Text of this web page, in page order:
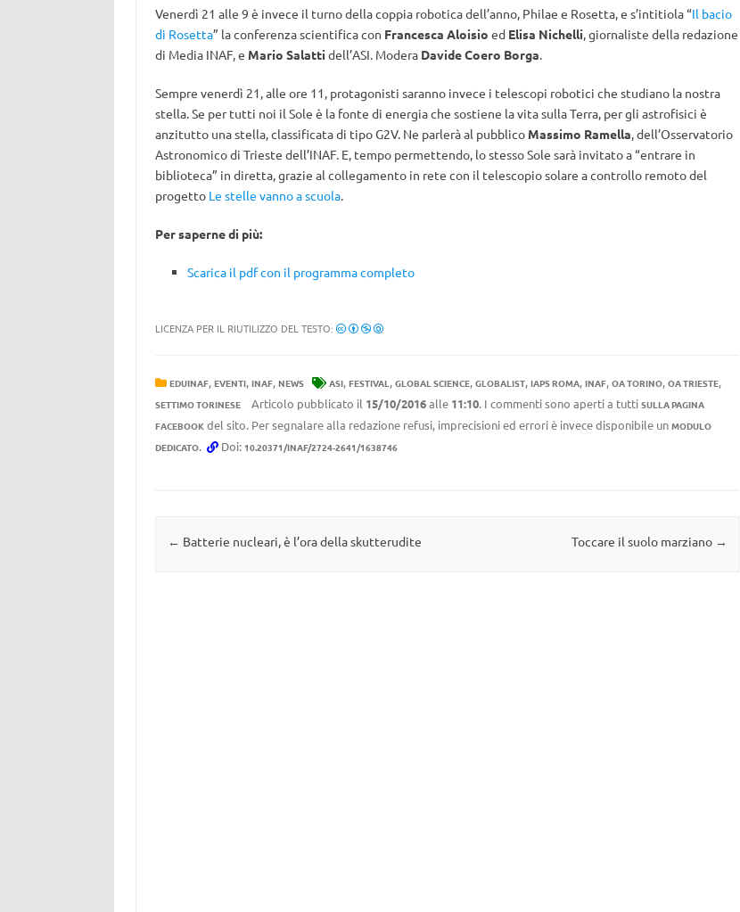
Venerdì 21 alle 9 è invece il turno della coppia robotica dell’anno, Philae e Rosetta, e s’intitiola “Il bacio
di Rosetta” la conferenza scientifica con Francesca Aloisio ed Elisa Nichelli, giornaliste della redazione
di Media INAF, e Mario Salatti dell’ASI. Modera Davide Coero Borga.
Sempre venerdì 21, alle ore 11, protagonisti saranno invece i telescopi robotici che studiano la nostra
stella. Se per tutti noi il Sole è la fonte di energia che sostiene la vita sulla Terra, per gli astrofisici è
anzitutto una stella, classificata di tipo G2V. Ne parlerà al pubblico Massimo Ramella, dell’Osservatorio
Astronomico di Trieste dell’INAF. E, tempo permettendo, lo stesso Sole sarà invitato a “entrare in
biblioteca” in diretta, grazie al collegamento in rete con il telescopio solare a controllo remoto del
progetto Le stelle vanno a scuola.
Per saperne di più:
Scarica il pdf con il programma completo
LICENZA PER IL RIUTILIZZO DEL TESTO:
EDUINAF, EVENTI, INAF, NEWS ASI, FESTIVAL, GLOBAL SCIENCE, GLOBALIST, IAPS ROMA, INAF, OA TORINO, OA TRIESTE,
SETTIMO TORINESE Articolo pubblicato il 15/10/2016alle 11:10. I commenti sono aperti a tutti SULLA PAGINA
FACEBOOKdel sito. Per segnalare alla redazione refusi, imprecisioni ed errori è invece disponibile un MODULO
DEDICATO. Doi: 10.20371/INAF/2724-2641/1638746
Navigazione articolo
← Batterie nucleari, è l’ora della skutterudite Toccare il suolo marziano →